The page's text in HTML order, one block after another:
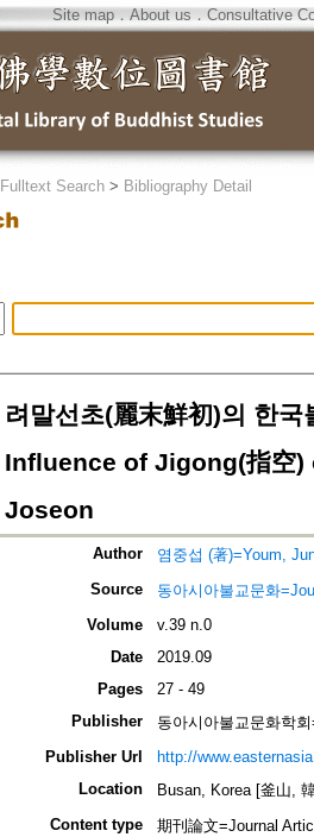
Site map．About us ． Consultative
Fulltext Search > Bibliography Detail
려말선초(麗末鮮初)의 한
Influence of Jigong(指空
Joseon
Author
염중섭 (著)=Youm,
Source
동아시아불교문화
Volume
v.39 n.0
Date
2019.09
Pages
27 - 49
Publisher
동아시아불교문화학
Publisher Url
http://
Location
Busan, Korea [釜山,
Content type
期刊論文=Journal